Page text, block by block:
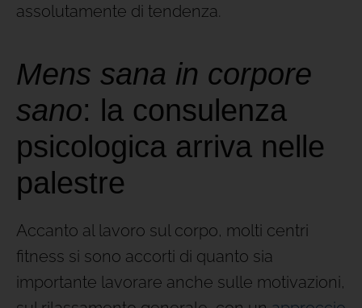
assolutamente di tendenza.
Mens sana in corpore
sano: la consulenza
psicologica arriva nelle
palestre
Accanto al lavoro sul corpo, molti centri
fitness si sono accorti di quanto sia
importante lavorare anche sulle motivazioni,